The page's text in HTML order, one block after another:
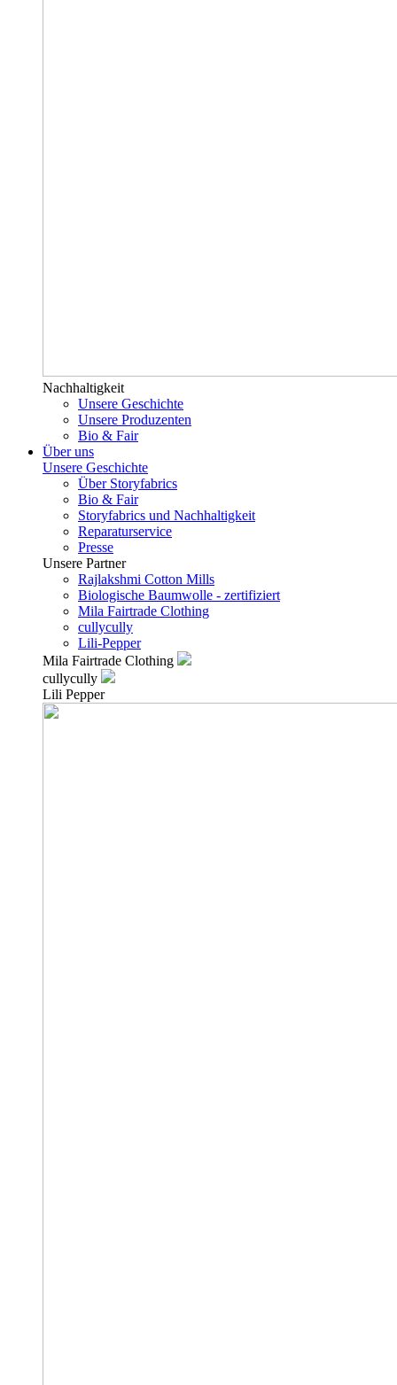
Nachhaltigkeit
Unsere Geschichte
Unsere Produzenten
Bio & Fair
Über uns
Unsere Geschichte
Über Storyfabrics
Bio & Fair
Storyfabrics und Nachhaltigkeit
Reparaturservice
Presse
Unsere Partner
Rajlakshmi Cotton Mills
Biologische Baumwolle - zertifiziert
Mila Fairtrade Clothing
cullycully
Lili-Pepper
Mila Fairtrade Clothing
cullycully
Lili Pepper